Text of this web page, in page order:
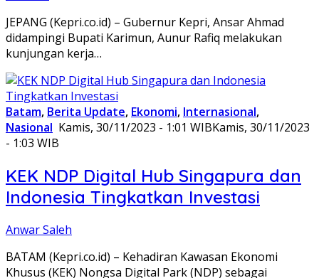
JEPANG (Kepri.co.id) – Gubernur Kepri, Ansar Ahmad
didampingi Bupati Karimun, Aunur Rafiq melakukan
kunjungan kerja…
Batam, Berita Update, Ekonomi, Internasional,
Nasional Kamis, 30/11/2023 - 1:01 WIBKamis, 30/11/2023
- 1:03 WIB
KEK NDP Digital Hub Singapura dan
Indonesia Tingkatkan Investasi
Anwar Saleh
BATAM (Kepri.co.id) – Kehadiran Kawasan Ekonomi
Khusus (KEK) Nongsa Digital Park (NDP) sebagai